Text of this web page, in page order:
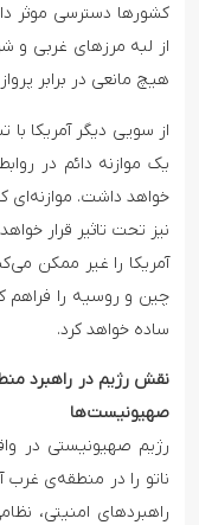
کشورها دسترسی موثر
از لبه مرزهای غربی و
هیچ مانعی در برابر
از سویی دیگر آمریکا
یک موازنه دائم در
خواهد داشت. موازنه‌ای
نیز تحت تاثیر قرار
آمریکا را غیر ممکن
چین و روسیه را فراهم
ساده خواهد کرد.
نقش رژیم در راهبرد
صهیونیست‌ها
رژیم صهیونیستی در
ناتو را در منطقه‌ی غرب
راهبردهای امنیتی،